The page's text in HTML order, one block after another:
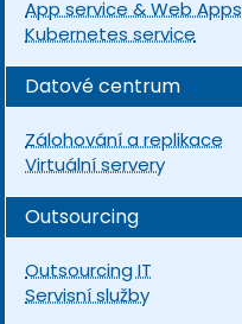
App service & Web Apps
Kubernetes service
Datové centrum
Zálohování a replikace
Virtuální servery
Outsourcing
Outsourcing IT
Servisní služby